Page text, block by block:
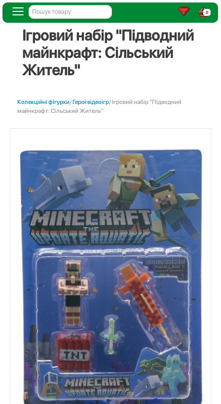
0
Ігровий набір "Підводний
майнкрафт: Сільський
Житель"
Колекційні фігурки/Герої відеоігр/ Ігровий набір "Підводний
майнкрафт: Сільський Житель"